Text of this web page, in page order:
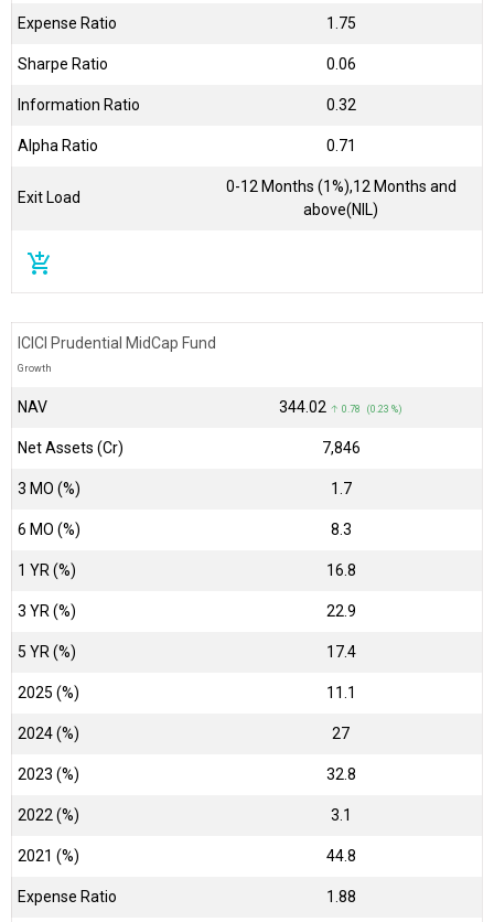
Expense Ratio 1.75
Sharpe Ratio 0.06
Information Ratio 0.32
Alpha Ratio 0.71
Exit Load
0-12 Months (1%),12 Months and
above(NIL)
add_shopping_cart
ICICI Prudential MidCap Fund
Growth
NAV ₹344.02 ↑ 0.78 (0.23 %)
Net Assets (Cr) ₹7,846
3 MO (%) 1.7
6 MO (%) 8.3
1 YR (%) 16.8
3 YR (%) 22.9
5 YR (%) 17.4
2025 (%) 11.1
2024 (%) 27
2023 (%) 32.8
2022 (%) 3.1
2021 (%) 44.8
Expense Ratio 1.88